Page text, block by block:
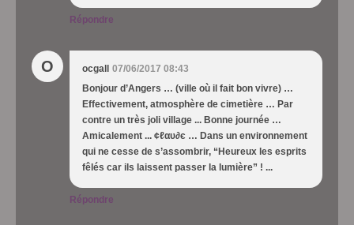
Répondre
O ocgall
07/06/2017 08:43
Bonjour d’Angers … (ville où il fait bon vivre) …
Effectivement, atmosphère de cimetière … Par
contre un très joli village ... Bonne journée …
Amicalement ... ¢ℓαυ∂є … Dans un environnement
qui ne cesse de s’assombrir, “Heureux les esprits
fêlés car ils laissent passer la lumière” ! ...
Répondre